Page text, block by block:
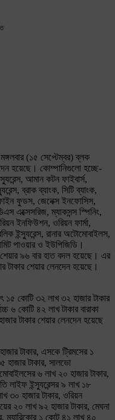
(১৫ সেপ্টেম্বর) ব্লক
হয়েছে। কোম্পানিগুলো হচ্ছে-
আমান কটন ফাইবার্স,
ব্রাক ব্যাংক, সিটি ব্যাংক,
ফাইন ফুডস, জেনেক্স ইনফোসিস,
এক্সেসরিজ, ম্যাকসন্স স্পিনিং,
ইনফিউশন, ওরিয়ন ফার্মা,
ইন্স্যুরেন্স, রানার অটোমোবাইলস,
পাওয়ার ও ইউপিজিডি।
৯৬ বার হাত বদল হয়েছে। এর
শেয়ার লেনদেন হয়েছে।
১৫ কোটি ৩২ লাখ ৩২ হাজার টাকার
৬ কোটি ৪২ লাখ টাকার বারাকা
টাকার শেয়ার লেনদেন হয়েছে
টাকার, এসকে ট্রিমসের ১
হাজার টাকার, সালভো
৬ লাখ ২০ হাজার টাকার,
লাইফ ইন্স্যুরেন্সর ৯ লাখ ১৮
৩০ হাজার টাকার, ওরিয়ন
২০ লাখ ৯২ হাজার টাকার, মেঘনা
ম্যারিকোর ১ কোট ৪১ লাখ ৪০